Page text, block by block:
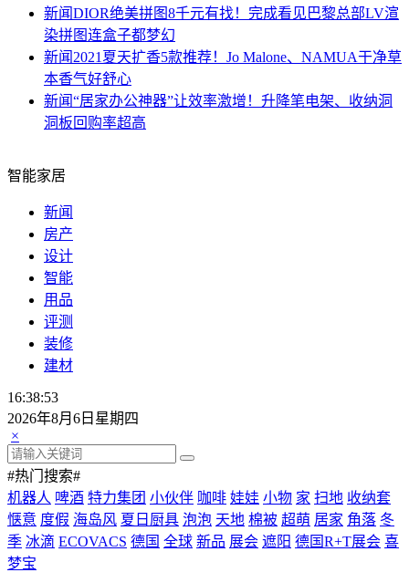
新闻DIOR绝美拼图8千元有找！完成看见巴黎总部LV渲
染拼图连盒子都梦幻
新闻 2021夏天扩香5款推荐！Jo Malone、NAMUA干净草
本香气好舒心
新闻“居家办公神器”让效率激增！升降笔电架、收纳洞
洞板回购率超高
智能家居
新闻
房产
设计
智能
用品
评测
装修
建材
16:38:53
2026年8月6日星期四
×
#热门搜索#
机器人 啤酒 特力集团 小伙伴 咖啡 娃娃 小物 家 扫地 收纳套
惬意 度假 海岛风 夏日厨具 泡泡 天地 棉被 超萌 居家 角落 冬
季 冰滴 ECOVACS 德国 全球 新品 展会 遮阳 德国R+T展会 喜
梦宝